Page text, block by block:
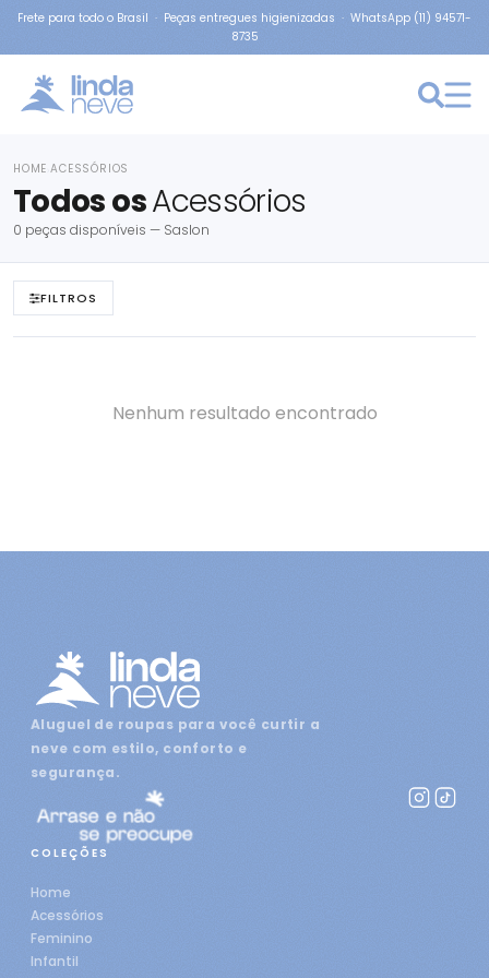
Frete para todo o Brasil · Peças entregues higienizadas · WhatsApp (11) 94571-
8735
HOME ›ACESSÓRIOS
Todos osAcessórios
0 peças disponíveis — Saslon
FILTROS
Nenhum resultado encontrado
Aluguel de roupas para você curtir a
neve com estilo, conforto e
segurança.
COLEÇÕES
Home
Acessórios
Feminino
Infantil